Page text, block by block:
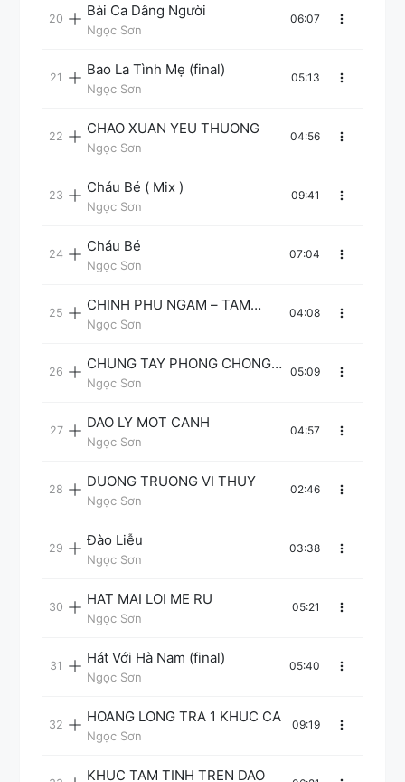
Bài Ca Dâng Người
Ngọc Sơn
06:07
Bao La Tình Mẹ (final)
Ngọc Sơn
05:13
CHAO XUAN YEU THUONG
Ngọc Sơn
04:56
Cháu Bé ( Mix )
Ngọc Sơn
09:41
Cháu Bé
Ngọc Sơn
07:04
CHINH PHU NGAM – TAM
CAM
Ngọc Sơn
04:08
CHUNG TAY PHONG CHONG
THIEN TAI
Ngọc Sơn
05:09
DAO LY MOT CANH
Ngọc Sơn
04:57
DUONG TRUONG VI THUY
Ngọc Sơn
02:46
Đào Liễu
Ngọc Sơn
03:38
HAT MAI LOI ME RU
Ngọc Sơn
05:21
Hát Với Hà Nam (final)
Ngọc Sơn
05:40
HOANG LONG TRA 1 KHUC CA
Ngọc Sơn
09:19
KHUC TAM TINH TREN DAO